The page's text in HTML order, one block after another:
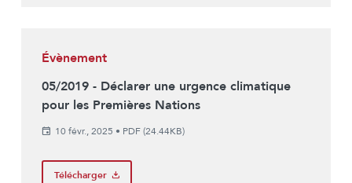
Évènement
05/2019 - Déclarer une urgence climatique
pour les Premières Nations
10 févr., 2025 • PDF (24.44KB)
Télécharger